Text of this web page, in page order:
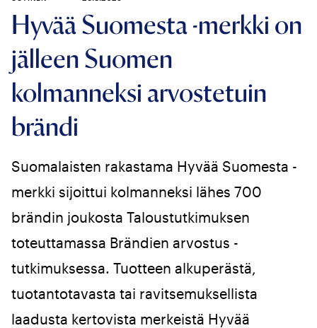
Hyvää Suomesta -merkki on
jälleen Suomen
kolmanneksi arvostetuin
brändi
Suomalaisten rakastama Hyvää Suomesta -
merkki sijoittui kolmanneksi lähes 700
brändin joukosta Taloustutkimuksen
toteuttamassa Brändien arvostus -
tutkimuksessa. Tuotteen alkuperästä,
tuotantotavasta tai ravitsemuksellista
laadusta kertovista merkeistä Hyvää